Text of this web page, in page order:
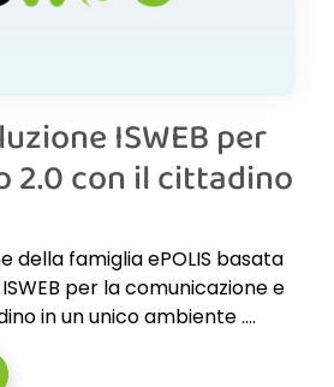
ISWEB per
2.0 con il cittadino
della famiglia ePOLIS basata
per la comunicazione e
in un unico ambiente ....